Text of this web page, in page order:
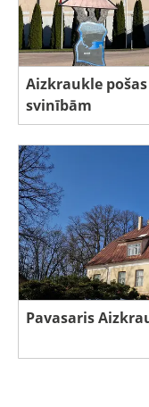
Aizkraukle
svinībām
Pavasaris